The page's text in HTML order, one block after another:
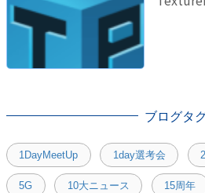
ブログタ
1DayMeetUp 1day選考会
5G 10大ニュース 15周年